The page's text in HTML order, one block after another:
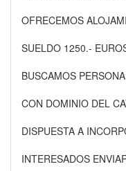
OFRECEMOS
SUELDO 1250.-
BUSCAMOS
CON DOMINIO DEL
DISPUESTA A
INTERESADOS